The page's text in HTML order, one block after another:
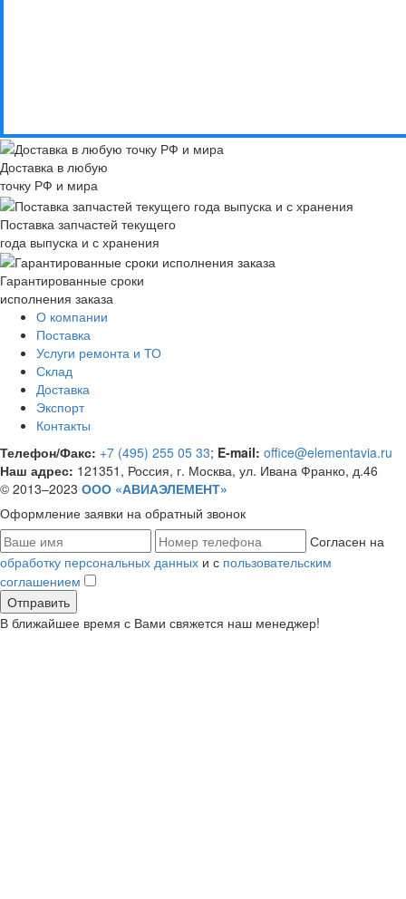
Доставка в любую
точку РФ и мира
Поставка запчастей текущего
года выпуска и с хранения
Гарантированные сроки
исполнения заказа
О компании
Поставка
Услуги ремонта и ТО
Склад
Доставка
Экспорт
Контакты
Телефон/Факс: +7 (495) 255 05 33; E-mail: office@elementavia.ru
Наш адрес: 121351, Россия, г. Москва, ул. Ивана Франко, д.46
© 2013–2023 ООО «АВИАЭЛЕМЕНТ»
Оформление заявки на обратный звонок
Согласен на
обработку персональных данных и с пользовательским
соглашением
В ближайшее время с Вами свяжется наш менеджер!